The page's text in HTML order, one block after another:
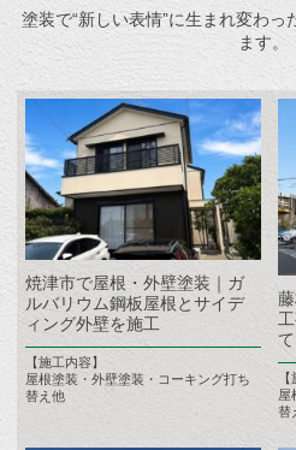
塗装で“新しい表情”に生まれ変わ
ます。
焼津市で屋根・外壁塗装｜ガ
ルバリウム鋼板屋根とサイデ
ィング外壁を施工
【施工内容】
屋根塗装・外壁塗装・コーキング打ち
替え他
屋
替